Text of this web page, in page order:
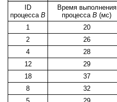
ID
про­цес­са B
Время вы­пол­не­ния
про­цес­са B (мс)
1
20
2
26
4
28
12
29
18
37
8
32